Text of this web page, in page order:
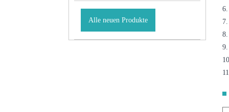
Alle neuen Produkte